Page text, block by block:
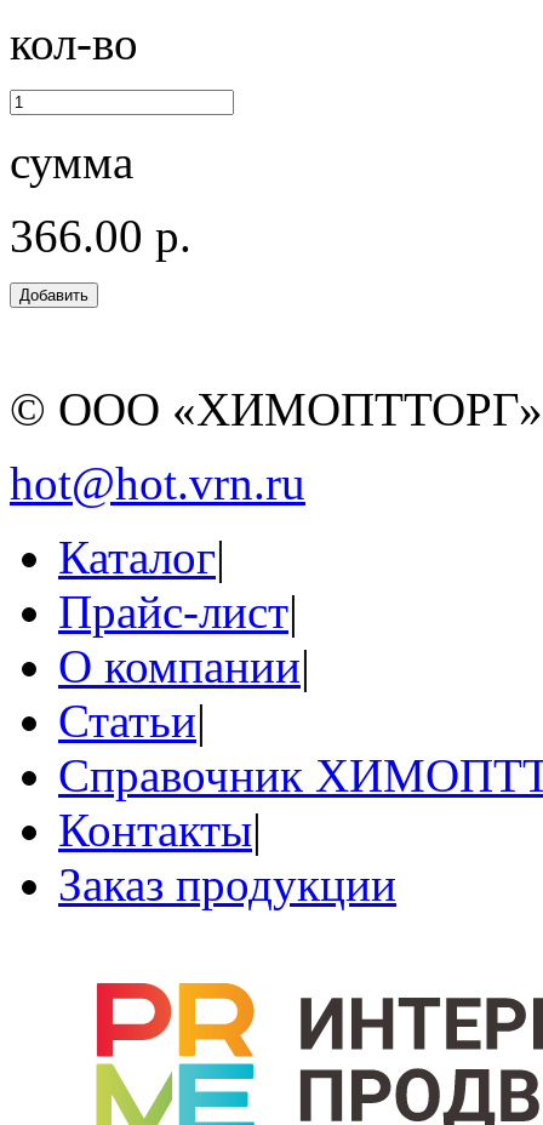
кол-во
сумма
366.00 р.
© ООО
hot@hot.vrn.ru
Каталог|
Прайс-лист|
О компании|
Статьи|
Справочник
Контакты|
Заказ продукции